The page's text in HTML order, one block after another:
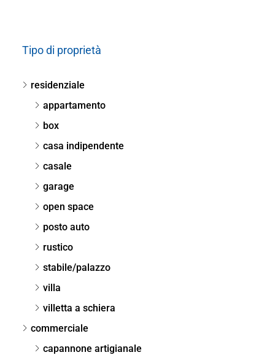
Tipo di proprietà
residenziale
appartamento
box
casa indipendente
casale
garage
open space
posto auto
rustico
stabile/palazzo
villa
villetta a schiera
commerciale
capannone artigianale